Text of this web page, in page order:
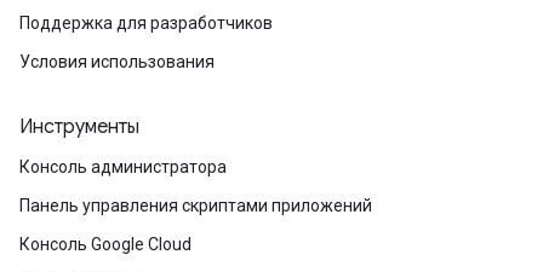
Поддержка для разработчиков
Условия использования
Инструменты
Консоль администратора
Панель управления скриптами приложений
Консоль Google Cloud